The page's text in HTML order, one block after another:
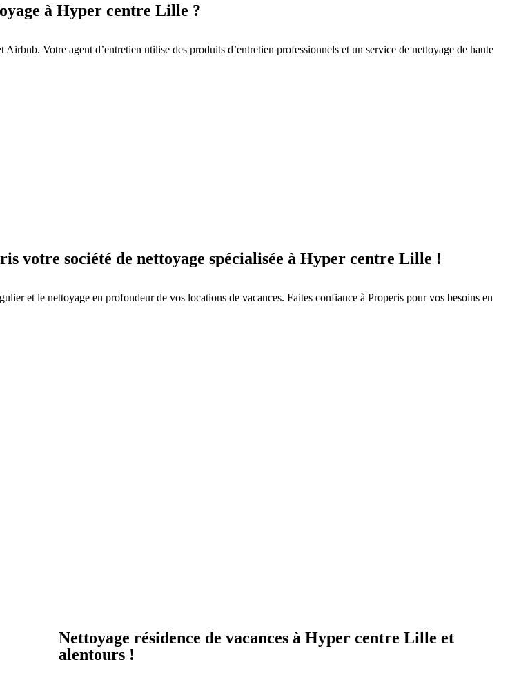
à Hyper centre Lille ?
Votre agent d’entretien utilise des produits d’entretien professionnels et un service de nettoyage de haute
votre société de nettoyage spécialisée à Hyper centre Lille !
et le nettoyage en profondeur de vos locations de vacances. Faites confiance à Properis pour vos besoins en
Nettoyage résidence de vacances à Hyper centre Lille et
alentours !